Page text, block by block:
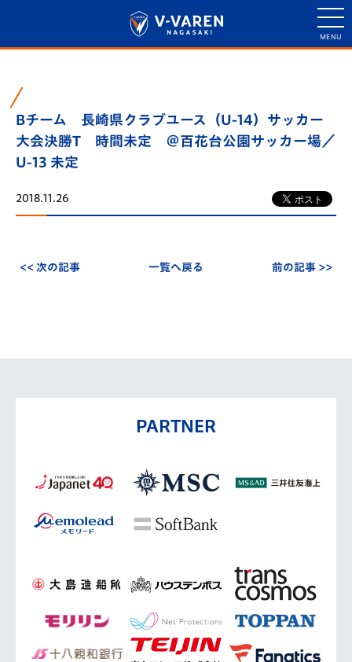
Bチーム 長崎県クラブユース（U-14）サッカー
大会決勝T 時間未定 ＠百花台公園サッカー場／
U-13 未定
2018.11.26
<< 次の記事 一覧へ戻る 前の記事 >>
PARTNER